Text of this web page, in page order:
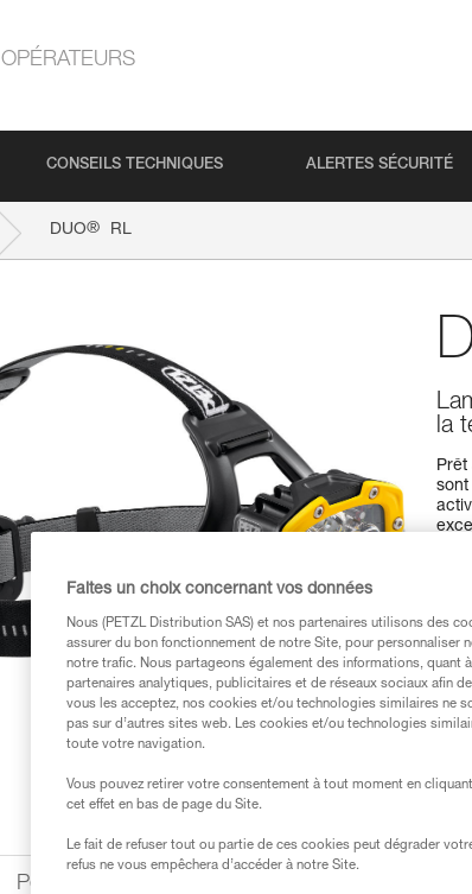
OPÉRATEURS
CONSEILS TECHNIQUES ALERTES SÉCURITÉ
DUO® RL
la
sont
de
Performances d'éclairage
Faites un choix concernant vos données
Nous (PETZL Distribution SAS) et nos partenaires utilisons des
assurer du bon fonctionnement de notre Site, pour personnaliser
notre trafic. Nous partageons également des informations, quant
partenaires analytiques, publicitaires et de réseaux sociaux afin
vous les acceptez, nos cookies et/ou technologies similaires ne
pas sur d’autres sites web. Les cookies et/ou technologies
toute votre navigation.
Vous pouvez retirer votre consentement à tout moment en
cet effet en bas de page du Site.
Le fait de refuser tout ou partie de ces cookies peut dégrader
refus ne vous empêchera d’accéder à notre Site.